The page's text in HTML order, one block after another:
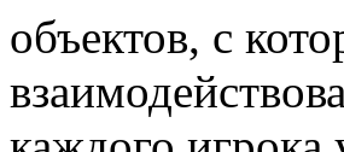
объектов, с